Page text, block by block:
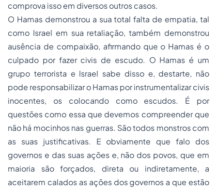
comprova isso em diversos outros casos.
O Hamas demonstrou a sua total falta de empatia, tal
como Israel em sua retaliação, também demonstrou
ausência de compaixão, afirmando que o Hamas é o
culpado por fazer civis de escudo. O Hamas é um
grupo terrorista e Israel sabe disso e, destarte, não
pode responsabilizar o Hamas por instrumentalizar civis
inocentes, os colocando como escudos. É por
questões como essa que devemos compreender que
não há mocinhos nas guerras. São todos monstros com
as suas justificativas. E obviamente que falo dos
governos e das suas ações e, não dos povos, que em
maioria são forçados, direta ou indiretamente, a
aceitarem calados as ações dos governos a que estão